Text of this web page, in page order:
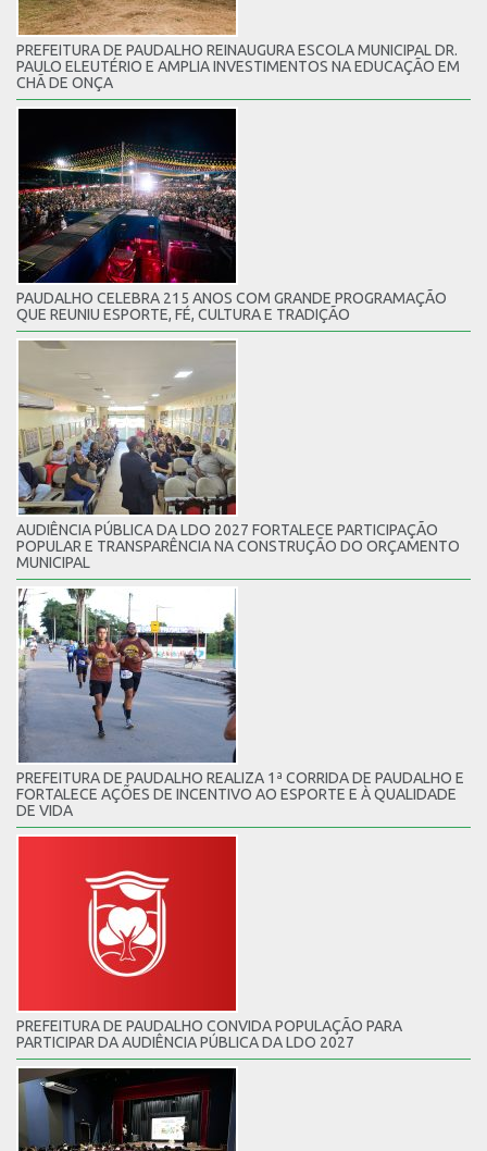
PREFEITURA DE PAUDALHO REINAUGURA ESCOLA MUNICIPAL DR.
PAULO ELEUTÉRIO E AMPLIA INVESTIMENTOS NA EDUCAÇÃO EM
CHÃ DE ONÇA
PAUDALHO CELEBRA 215 ANOS COM GRANDE PROGRAMAÇÃO
QUE REUNIU ESPORTE, FÉ, CULTURA E TRADIÇÃO
AUDIÊNCIA PÚBLICA DA LDO 2027 FORTALECE PARTICIPAÇÃO
POPULAR E TRANSPARÊNCIA NA CONSTRUÇÃO DO ORÇAMENTO
MUNICIPAL
PREFEITURA DE PAUDALHO REALIZA 1ª CORRIDA DE PAUDALHO E
FORTALECE AÇÕES DE INCENTIVO AO ESPORTE E À QUALIDADE
DE VIDA
PREFEITURA DE PAUDALHO CONVIDA POPULAÇÃO PARA
PARTICIPAR DA AUDIÊNCIA PÚBLICA DA LDO 2027